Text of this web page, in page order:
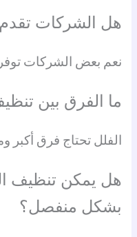
هل الشركات
نعم بعض الشركات
ما الفرق بين
الفلل تحتاج فرق أكبر
هل يمكن تنظيف
بشكل منفصل؟